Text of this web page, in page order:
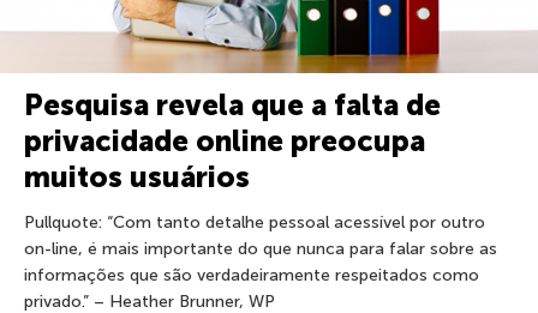
Pesquisa revela que a falta de
privacidade online preocupa
muitos usuários
Pullquote: “Com tanto detalhe pessoal acessível por outro
on-line, é mais importante do que nunca para falar sobre as
informações que são verdadeiramente respeitados como
privado.” – Heather Brunner, WP